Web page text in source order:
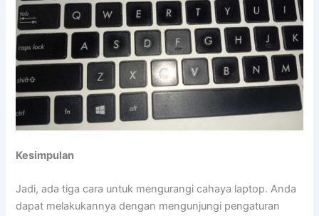
Kesimpulan
Jadi, ada tiga cara untuk mengurangi cahaya laptop. Anda
dapat melakukannya dengan mengunjungi pengaturan